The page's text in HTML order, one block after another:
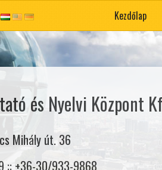
Kezdőlap
és Nyelvi Központ
Mihály út. 36
:: +36-30/933-9868